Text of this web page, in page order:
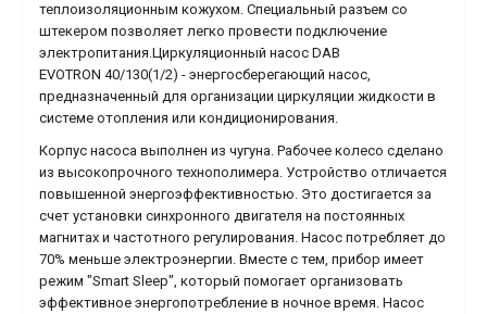
теплоизоляционным кожухом. Специальный разъем со
штекером позволяет легко провести подключение
электропитания.Циркуляционный насос DAB
EVOTRON 40/130(1/2) - энергосберегающий насос,
предназначенный для организации циркуляции жидкости в
системе отопления или кондиционирования.
Корпус насоса выполнен из чугуна. Рабочее колесо сделано
из высокопрочного технополимера. Устройство отличается
повышенной энергоэффективностью. Это достигается за
счет установки синхронного двигателя на постоянных
магнитах и частотного регулирования. Насос потребляет до
70% меньше электроэнергии. Вместе с тем, прибор имеет
режим "Smart Sleep", который помогает организовать
эффективное энергопотребление в ночное время. Насос